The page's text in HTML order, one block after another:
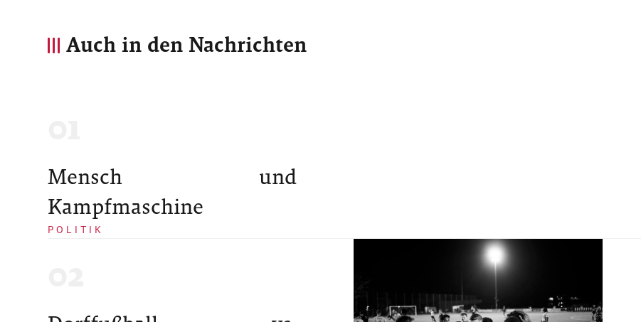
Auch in den Nachrichten
Mensch und
Kampfmaschine
POLITIK